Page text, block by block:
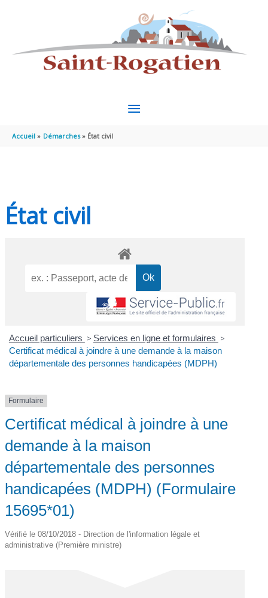
MENU
Accueil Démarches État civil
État civil
Accueil particuliers > Services en ligne et formulaires >
Certificat médical à joindre à une demande à la maison
départementale des personnes handicapées (MDPH)
Formulaire
Certificat médical à joindre à une
demande à la maison
départementale des personnes
handicapées (MDPH) (Formulaire
15695*01)
Vérifié le 08/10/2018 - Direction de l'information légale et
administrative (Première ministre)